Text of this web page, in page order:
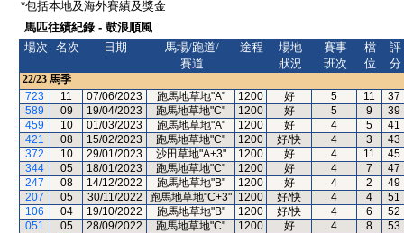
*包括本地及海外賽績及獎金
馬匹往績紀錄 - 鼓浪順風
場次
名次 日期
馬場/跑道/
賽道
途程
場地
狀況
賽事
班次
檔
位
評
分
22/23 馬季
723
11 07/06/2023 跑馬地草地"A" 1200 好 5 11
37
589
09 19/04/2023 跑馬地草地"C" 1200 好 5 9
39
459
10 01/03/2023 跑馬地草地"A" 1200 好 4 5
41
421
08 15/02/2023 跑馬地草地"C" 1200 好/快 4 3
43
372
10 29/01/2023 沙田草地"A+3" 1200 好 4 11
45
344
05 18/01/2023 跑馬地草地"C" 1200 好 4 7
47
247
08 14/12/2022 跑馬地草地"B" 1200 好 4 2
49
207
05 30/11/2022 跑馬地草地"C+3" 1200 好/快 4 4
51
106
04 19/10/2022 跑馬地草地"B" 1200 好/快 4 6
52
051
05 28/09/2022 跑馬地草地"C" 1200 好 4 8
53